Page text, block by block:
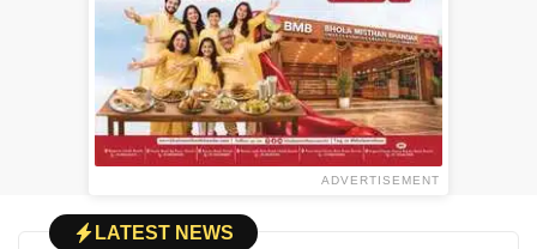
ADVERTISEMENT
LATEST NEWS